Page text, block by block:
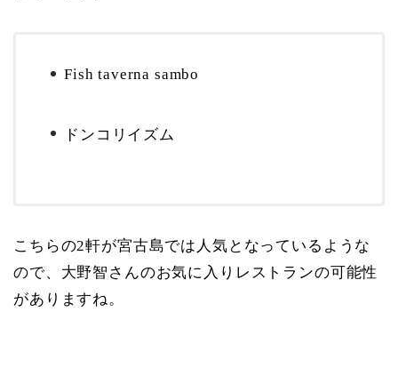
Fish taverna sambo
ドンコリイズム
こちらの2軒が宮古島では人気となっているような
ので、大野智さんのお気に入りレストランの可能性
がありますね。